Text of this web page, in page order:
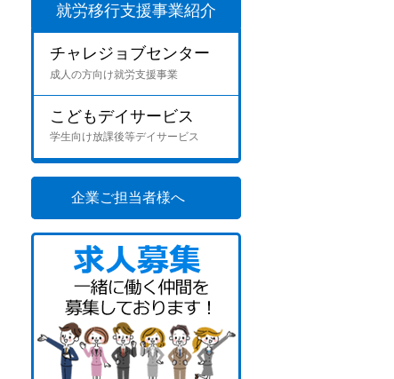
就労移行支援事業紹介
チャレジョブセンター
成人の方向け就労支援事業
こどもデイサービス
学生向け放課後等デイサービス
企業ご担当者様へ